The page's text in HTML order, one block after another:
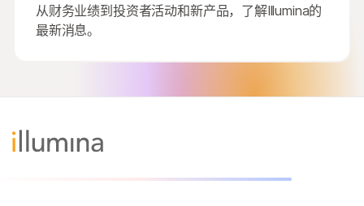
从财务业绩到投资者活动和新产品，了解Illumina的
最新消息。